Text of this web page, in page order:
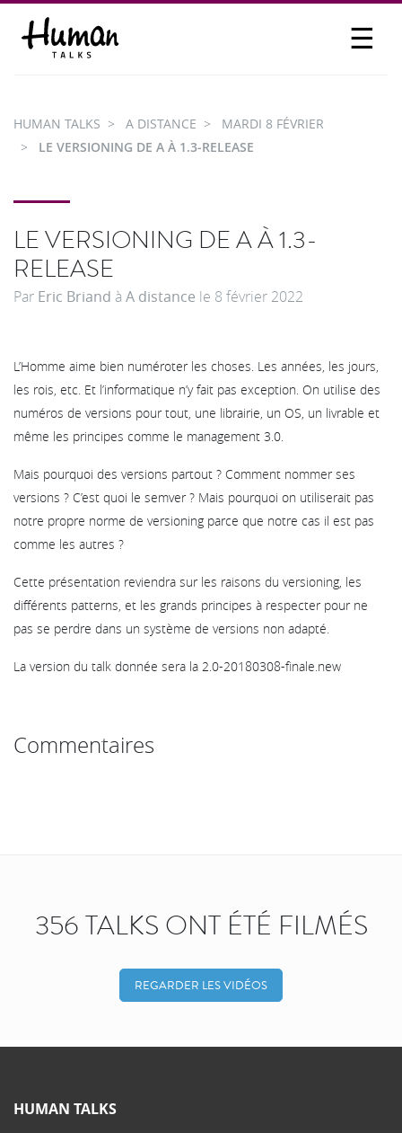
☰
PARTICIPER
HUMAN TALKS A DISTANCE
MARDI 8 FÉVRIER
LE VERSIONING DE A À 1.3-RELEASE
LE VERSIONING DE A À 1.3-
RELEASE
Par Eric Briand à A distance le 8 février 2022
L’Homme aime bien numéroter les choses. Les années, les jours,
les rois, etc. Et l’informatique n’y fait pas exception. On utilise des
numéros de versions pour tout, une librairie, un OS, un livrable et
même les principes comme le management 3.0.
Mais pourquoi des versions partout ? Comment nommer ses
versions ? C’est quoi le semver ? Mais pourquoi on utiliserait pas
notre propre norme de versioning parce que notre cas il est pas
comme les autres ?
Cette présentation reviendra sur les raisons du versioning, les
différents patterns, et les grands principes à respecter pour ne
pas se perdre dans un système de versions non adapté.
La version du talk donnée sera la 2.0-20180308-finale.new
Commentaires
356 TALKS ONT ÉTÉ FILMÉS
REGARDER LES VIDÉOS
HUMAN TALKS